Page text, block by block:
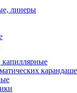
линеры